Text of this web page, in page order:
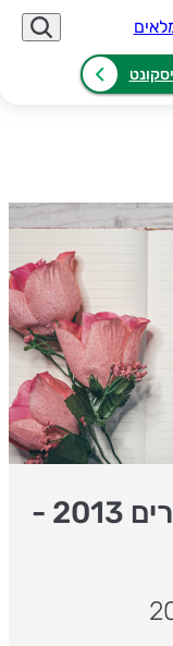
ציפ ציפ.. פסטיבל הציפורים 2013 -